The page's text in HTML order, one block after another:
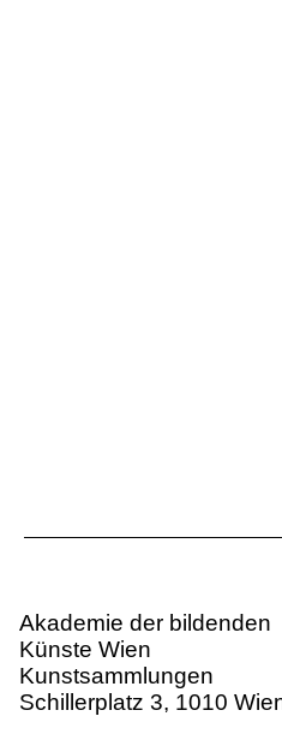
Akademie der bildenden
Künste Wien
Kunstsammlungen
Schillerplatz 3, 1010